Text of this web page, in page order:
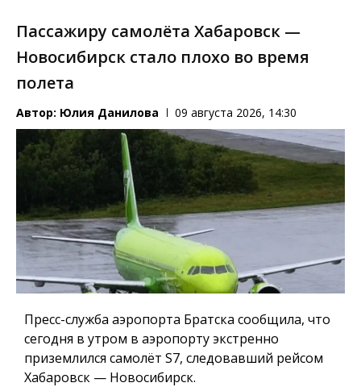
Пассажиру самолёта Хабаровск —
Новосибирск стало плохо во время
полета
Автор: Юлия Данилова 09 августа 2026, 14:30
Пресс-служба аэропорта Братска сообщила, что
сегодня в утром в аэропорту экстренно
приземлился самолёт S7, следовавший рейсом
Хабаровск — Новосибирск.